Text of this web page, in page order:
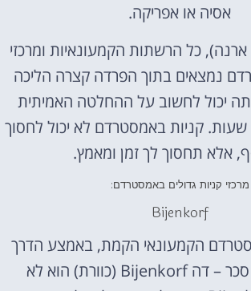
אסיה או אפריקה.
כל הרשתות הקמעונאיות ומרכזי
נמצאים בתוך הפרדה קצרה הליכה
יכול לחשוב על ההחלטה האמיתית
קניות באמסטרדם לא יכול לחסוך
אלא תחסוך לך זמן ומאמץ.
מרכזי קניות גדולים באמסטרדם:
Bijenkorf
הקמעונאי הקמת, באמצע הדרך
ממוקם בכיכר סכר – דה Bijenkorf (כוורת) הוא לא